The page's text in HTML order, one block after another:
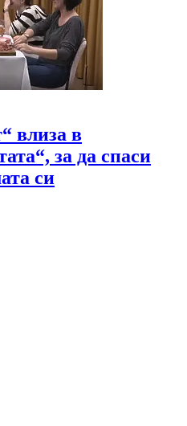
влиза в
за да спаси
си